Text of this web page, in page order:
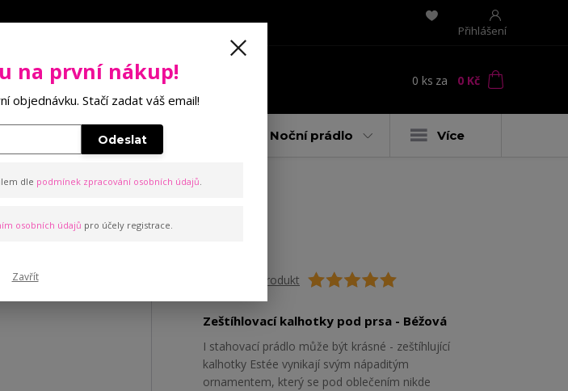
Přihlášení
Hledat 0 ks za 0 Kč
Podprsenky Noční prádlo Více
Ohodnotit produkt
Zeštíhlovací kalhotky pod prsa - Béžová
I stahovací prádlo může být krásné - zeštíhlující
kalhotky Estée vynikají svým nápaditým
ornamentem, který se pod oblečením nikde
na první nákup!
objednávku. Stačí zadat váš email!
Odeslat
dle podmínek zpracování osobních údajů.
osobních údajů pro účely registrace.
Zavřít